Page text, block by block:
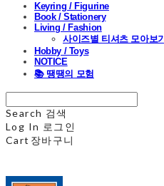
Keyring / Figurine
Book / Stationery
Living / Fashion
사이즈별 티셔츠 모아보기
Hobby / Toys
NOTICE
📚 땡땡의 모험
Search 검색
Log In 로그인
Cart 장바구니